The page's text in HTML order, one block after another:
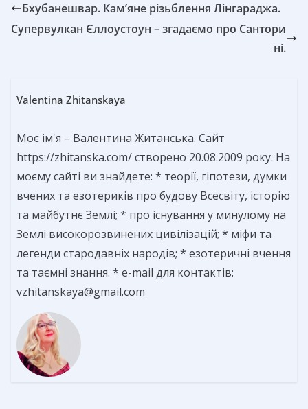
Бхубанешвар. Кам’яне різьблення Лінгараджа.
Супервулкан Єллоустоун – згадаємо про Сантори
ні.
Valentina Zhitanskaya
Моє ім'я – Валентина Житанська. Сайт
https://zhitanska.com/ створено 20.08.2009 року. На
моєму сайті ви знайдете: * теорії, гіпотези, думки
вчених та езотериків про будову Всесвіту, історію
та майбутнє Землі; * про існування у минулому на
Землі високорозвинених цивілізацій; * міфи та
легенди стародавніх народів; * езотеричні вчення
та таємні знання. * e-mail для контактів:
vzhitanskaya@gmail.com